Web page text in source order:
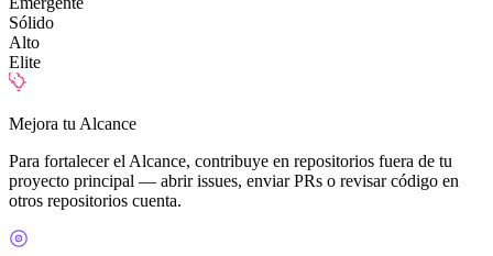
Sólido
Alto
Elite
Mejora tu Alcance
Para fortalecer el Alcance, contribuye en repositorios fuera de tu
proyecto principal — abrir issues, enviar PRs o revisar código en
otros repositorios cuenta.